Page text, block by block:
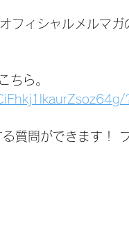
フィシャルメルマガ
ちら。
質問ができます！